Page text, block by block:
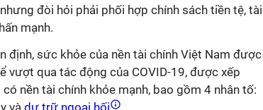
đòi hỏi phải phối hợp chính sách tiền tệ, tài
mạnh.
định, sức khỏe của nền tài chính Việt Nam được
vượt qua tác động của COVID-19, được xếp
nền tài chính khỏe mạnh, bao gồm 4 nhân tố:
và dự trữ ngoại hối
.